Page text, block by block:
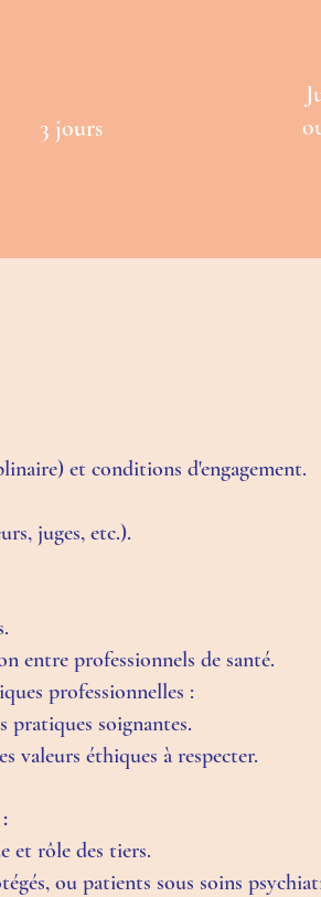
3 jours
et conditions d'engagement.
juges, etc.).
entre professionnels de santé.
professionnelles :
pratiques soignantes.
valeurs éthiques à respecter.
et rôle des tiers.
ou patients sous soins